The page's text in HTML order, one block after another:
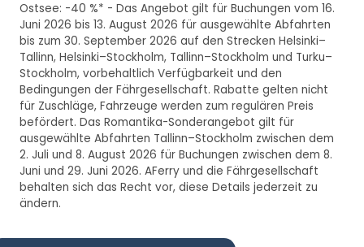
Ostsee: -40 %* - Das Angebot gilt für Buchungen vom 16.
Juni 2026 bis 13. August 2026 für ausgewählte Abfahrten
bis zum 30. September 2026 auf den Strecken Helsinki–
Tallinn, Helsinki–Stockholm, Tallinn–Stockholm und Turku–
Stockholm, vorbehaltlich Verfügbarkeit und den
Bedingungen der Fährgesellschaft. Rabatte gelten nicht
für Zuschläge, Fahrzeuge werden zum regulären Preis
befördert. Das Romantika-Sonderangebot gilt für
ausgewählte Abfahrten Tallinn–Stockholm zwischen dem
2. Juli und 8. August 2026 für Buchungen zwischen dem 8.
Juni und 29. Juni 2026. AFerry und die Fährgesellschaft
behalten sich das Recht vor, diese Details jederzeit zu
ändern.